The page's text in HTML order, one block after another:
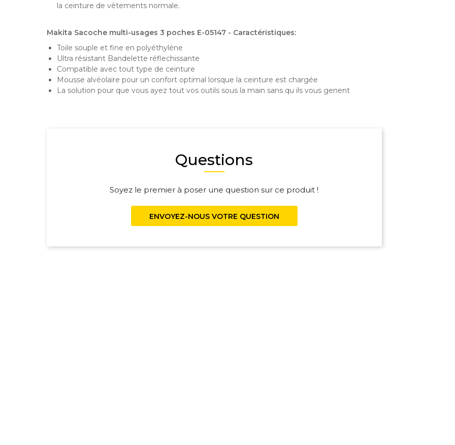
la ceinture de vêtements normale.
Makita Sacoche multi-usages 3 poches E-05147 - Caractéristiques:
Toile souple et fine en polyéthyléne
Ultra résistant Bandelette réflechissante
Compatible avec tout type de ceinture
Mousse alvéolaire pour un confort optimal lorsque la ceinture est chargée
La solution pour que vous ayez tout vos outils sous la main sans qu ils vous genent
Questions
Soyez le premier à poser une question sur ce produit !
ENVOYEZ-NOUS VOTRE QUESTION